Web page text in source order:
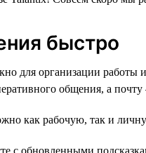
быстро
для организации работы
общения, а
как рабочую, так и
с обновленными